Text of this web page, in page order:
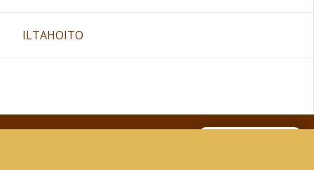
19:00
20:00
ILTAHOITO